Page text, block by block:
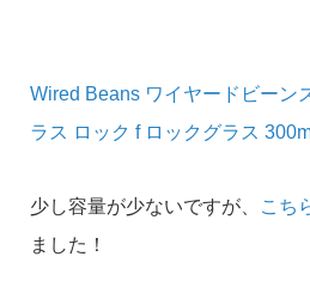
Wired Beans ワイヤードビーン
ラス ロック f ロックグラス
少し容量が少ないですが、 こち
ました！